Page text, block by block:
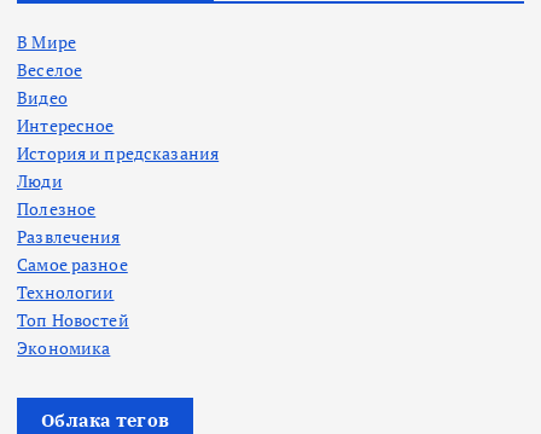
В Мире
Веселое
Видео
Интересное
История и предсказания
Люди
Полезное
Развлечения
Самое разное
Технологии
Топ Новостей
Экономика
Облака тегов